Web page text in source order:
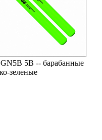
5B -- барабанные
зеленые